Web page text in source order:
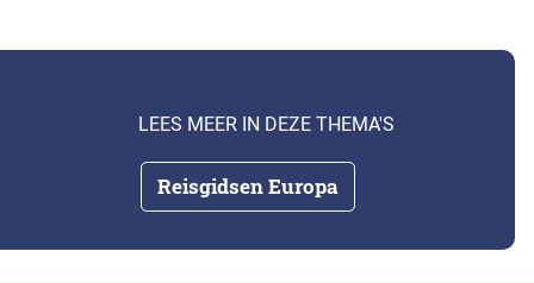
Reisgidsen Europa
LEES MEER IN DEZE THEMA'S